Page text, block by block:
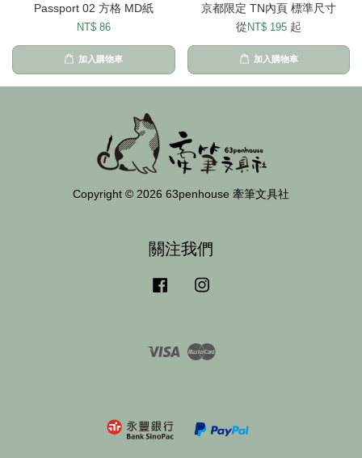
Passport 02 方格 MD紙
NT$ 86
加入購物車
京都限定 TN內頁 標準尺寸
從 NT$ 195 起
加入購物車
Copyright © 2026 63penhouse 牽筆文具社
關注我們
Facebook
Visa Master